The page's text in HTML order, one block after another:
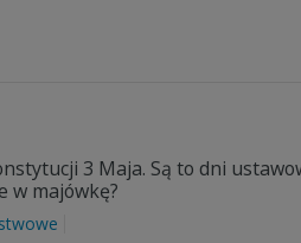
3 Maja. Są to dni
w majówkę?